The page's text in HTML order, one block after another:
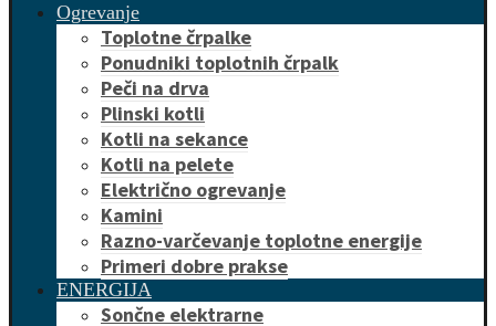
Ogrevanje
Toplotne črpalke
Ponudniki toplotnih črpalk
Peči na drva
Plinski kotli
Kotli na sekance
Kotli na pelete
Električno ogrevanje
Kamini
Razno-varčevanje toplotne energije
Primeri dobre prakse
ENERGIJA
Sončne elektrarne